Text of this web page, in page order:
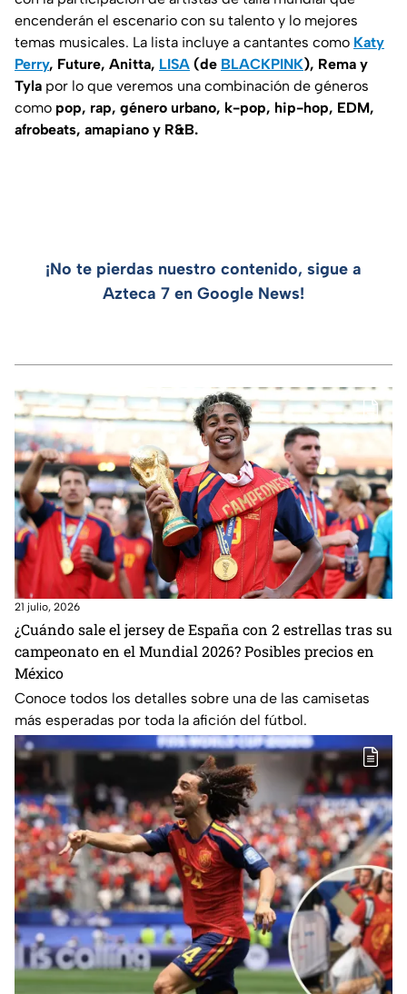
encenderán el escenario con su talento y lo mejores
temas musicales. La lista incluye a cantantes como Katy
Perry, Future, Anitta, LISA (de BLACKPINK), Rema y
Tyla por lo que veremos una combinación de géneros
como pop, rap, género urbano, k-pop, hip-hop, EDM,
afrobeats, amapiano y R&B.
¡No te pierdas nuestro contenido, sigue a
Azteca 7 en Google News!
21 julio, 2026
¿Cuándo sale el jersey de España con 2 estrellas tras su
campeonato en el Mundial 2026? Posibles precios en
México
Conoce todos los detalles sobre una de las camisetas
más esperadas por toda la afición del fútbol.